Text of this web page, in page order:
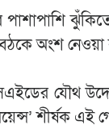
পাশাপাশি
অংশ নেওয়া
যৌথ
শীর্ষক এই